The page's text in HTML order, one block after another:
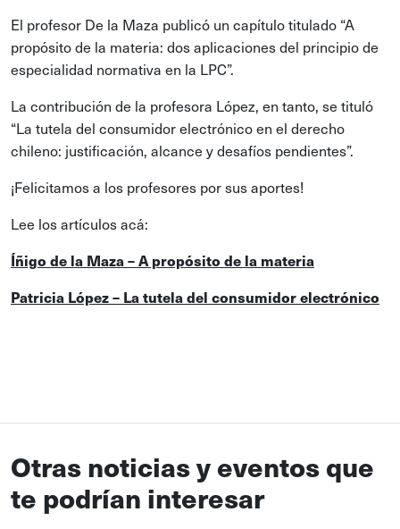
El profesor De la Maza publicó un capítulo titulado “A
propósito de la materia: dos aplicaciones del principio de
especialidad normativa en la LPC”.
La contribución de la profesora López, en tanto, se tituló
“La tutela del consumidor electrónico en el derecho
chileno: justificación, alcance y desafíos pendientes”.
¡Felicitamos a los profesores por sus aportes!
Lee los artículos acá:
Íñigo de la Maza – A propósito de la materia
Patricia López – La tutela del consumidor electrónico
Otras noticias y eventos que
te podrían interesar